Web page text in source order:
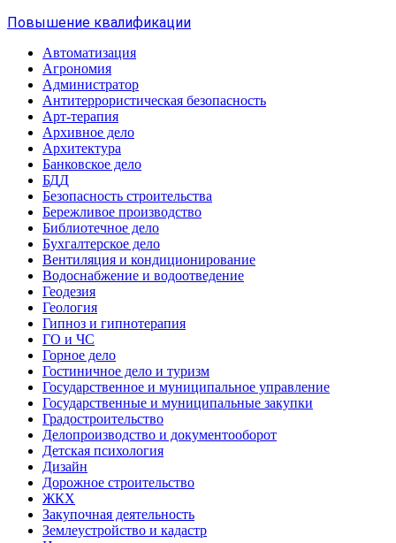
Повышение квалификации
Автоматизация
Агрономия
Администратор
Антитеррористическая безопасность
Арт-терапия
Архивное дело
Архитектура
Банковское дело
БДД
Безопасность строительства
Бережливое производство
Библиотечное дело
Бухгалтерское дело
Вентиляция и кондиционирование
Водоснабжение и водоотведение
Геодезия
Геология
Гипноз и гипнотерапия
ГО и ЧС
Горное дело
Гостиничное дело и туризм
Государственное и муниципальное управление
Государственные и муниципальные закупки
Градостроительство
Делопроизводство и документооборот
Детская психология
Дизайн
Дорожное строительство
ЖКХ
Закупочная деятельность
Землеустройство и кадастр